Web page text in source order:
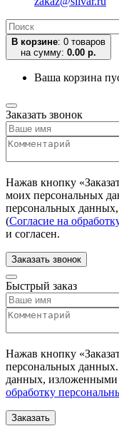
В корзине: 0 товаров
на сумму: 0.00 р.
Ваша корзина
Заказать звонок
Нажав кнопку
моих персональных
персональных
(Согласие на
и согласен.
Заказать звонок
Быстрый заказ
Нажав кнопку «
персональных
данных, изложенными
обработку
Заказать